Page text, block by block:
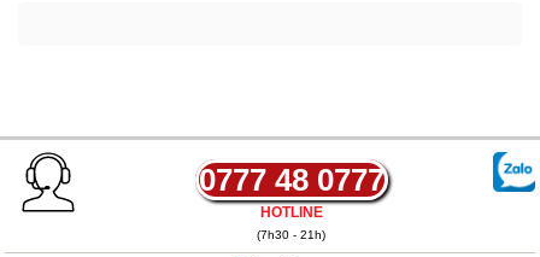
0777 48 0777
HOTLINE
(7h30 - 21h)